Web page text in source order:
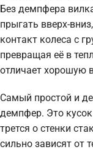
Без демпфера
прыгать вверх-
контакт колеса с
превращая её в
отличает хорошую
Самый простой и
демпфер. Это
трется о стенки
сильно зависят от